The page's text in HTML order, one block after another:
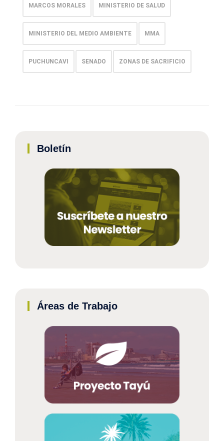
MARCOS MORALES MINISTERIO DE SALUD
MINISTERIO DEL MEDIO AMBIENTE MMA
PUCHUNCAVI SENADO ZONAS DE SACRIFICIO
Boletín
Áreas de Trabajo